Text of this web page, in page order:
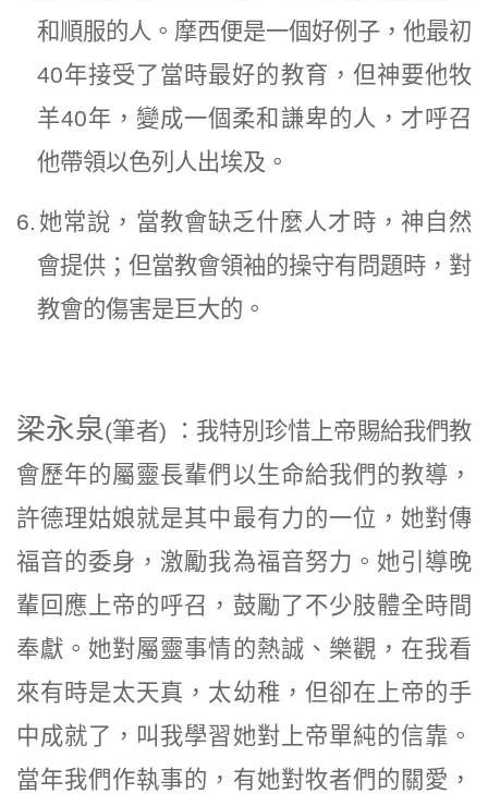
和順服的人。摩西便是一個好例子，他最初
40年接受了當時最好的教育，但神要他牧
羊40年，變成一個柔和謙卑的人，才呼召
他帶領以色列人出埃及。
6. 她常說，當教會缺乏什麼人才時，神自然
會提供；但當教會領袖的操守有問題時，對
教會的傷害是巨大的。
梁永泉(筆者)
：我特別珍惜上帝賜給我們教
會歷年的屬靈長輩們以生命給我們的教導，
許德理姑娘就是其中最有力的一位，她對傳
福音的委身，激勵我為福音努力。她引導晚
輩回應上帝的呼召，鼓勵了不少肢體全時間
奉獻。她對屬靈事情的熱誠、樂觀，在我看
來有時是太天真，太幼稚，但卻在上帝的手
中成就了，叫我學習她對上帝單純的信靠。
當年我們作執事的，有她對牧者們的關愛，